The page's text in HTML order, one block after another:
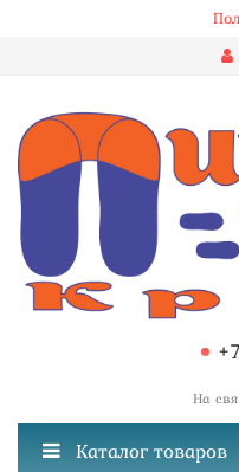
На
Каталог товаров